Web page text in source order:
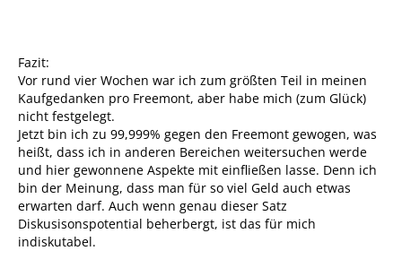
Fazit:
Vor rund vier Wochen war ich zum größten Teil in meinen
Kaufgedanken pro Freemont, aber habe mich (zum Glück)
nicht festgelegt.
Jetzt bin ich zu 99,999% gegen den Freemont gewogen, was
heißt, dass ich in anderen Bereichen weitersuchen werde
und hier gewonnene Aspekte mit einfließen lasse. Denn ich
bin der Meinung, dass man für so viel Geld auch etwas
erwarten darf. Auch wenn genau dieser Satz
Diskusisonspotential beherbergt, ist das für mich
indiskutabel.